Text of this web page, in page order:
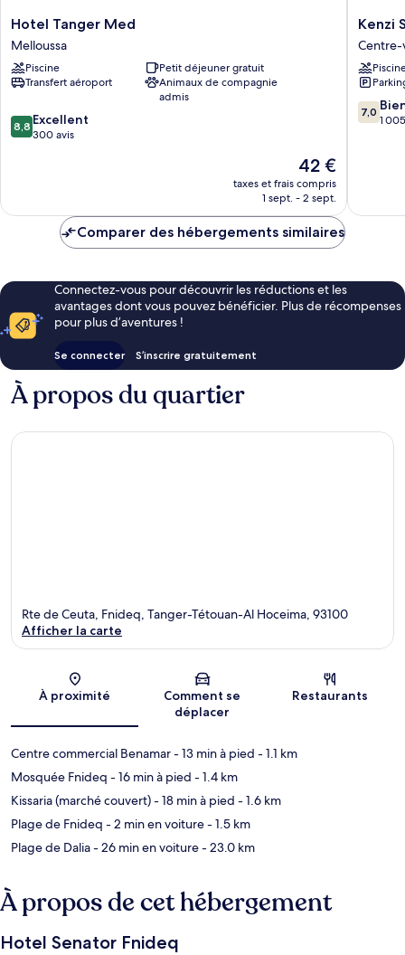
Hotel
Tanger
Med
Melloussa
Hotel Tanger Med
Melloussa
Piscine
Petit déjeuner gratuit
Transfert aéroport
Animaux de compagnie
admis
8.8
sur
8,8 Excellent
300 avis
Le
nouveau
prix
de
42 €
taxes et frais compris
1 sept. - 2 sept.
Kenzi
Solazur
Hotel
Centre-
ville
Kenzi
Centre-
7.0
sur
7,0
1
Comparer des hébergements similaires
Connectez-vous pour découvrir les réductions et les
avantages dont vous pouvez bénéficier. Plus de récompenses
pour plus d’aventures !
Se connecter S’inscrire gratuitement
À propos du quartier
Carte
Rte de Ceuta, Fnideq, Tanger-Tétouan-Al Hoceima, 93100
Afficher la carte
À proximité
Comment se
déplacer
Restaurants
Centre commercial Benamar- 13 min à pied - 1.1 km
Mosquée Fnideq - 16 min à pied - 1.4 km
Kissaria (marché couvert)- 18 min à pied - 1.6 km
Plage de Fnideq - 2 min en voiture- 1.5 km
Plage de Dalia- 26 min en voiture- 23.0 km
À propos de cet hébergement
Hotel Senator Fnideq